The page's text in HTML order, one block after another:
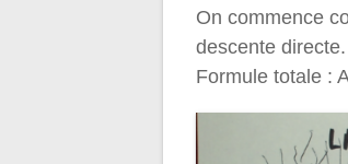
On commence
descente directe.
Formule totale :